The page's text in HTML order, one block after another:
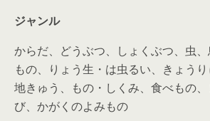
ジャンル
からだ、どうぶつ、しょくぶつ、虫
もの、りょう生・は虫るい、きょうり
地きゅう、もの・しくみ、食べもの
び、かがくのよみもの